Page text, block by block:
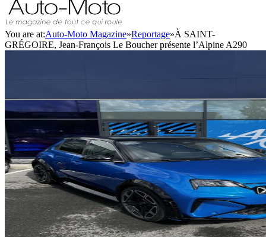
You are at:Auto-Moto Magazine»Reportage»À SAINT-
GRÉGOIRE, Jean-François Le Boucher présente l’Alpine A290